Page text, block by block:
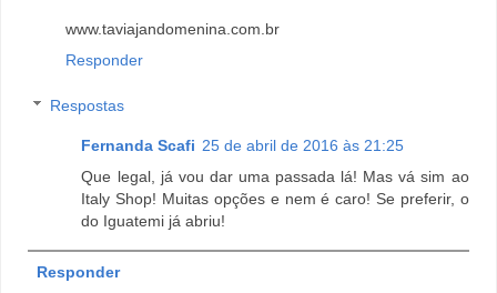
www.taviajandomenina.com.br
Responder
Respostas
Fernanda Scafi 25 de abril de 2016 às 21:25
Que legal, já vou dar uma passada lá! Mas vá sim ao
Italy Shop! Muitas opções e nem é caro! Se preferir, o
do Iguatemi já abriu!
Responder